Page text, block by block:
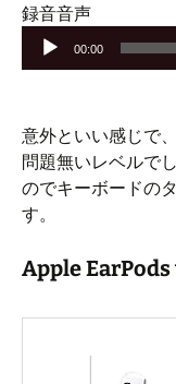
録音音声音
プ
ヤ
ー
00:00
意外といい感じで
問題無いレベルで
のでキーボードの
す。
Apple